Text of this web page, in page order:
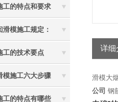
工的特点和要求
模施工规定：
工的技术要点
模施工六大步骤
工的特点有哪些
详细
滑模大
公司 钢